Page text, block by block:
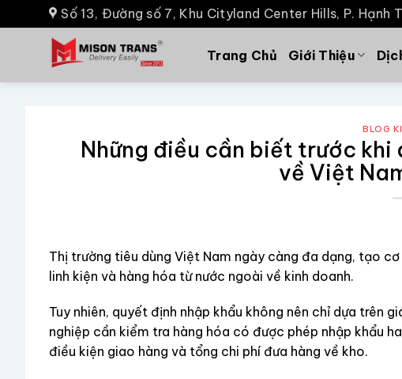
Số 13, Đường số 7, Khu Cityland Center Hills, P. Hạnh
Trang Chủ Giới Thiệu
BLOG
Những điều cần biết trước khi
về Việt
Thị trường tiêu dùng Việt Nam ngày càng đa dạng, tạo
linh kiện và hàng hóa từ nước ngoài về kinh doanh.
Tuy nhiên, quyết định nhập khẩu không nên chỉ dựa trên
nghiệp cần kiểm tra hàng hóa có được phép nhập khẩu
điều kiện giao hàng và tổng chi phí đưa hàng về kho.